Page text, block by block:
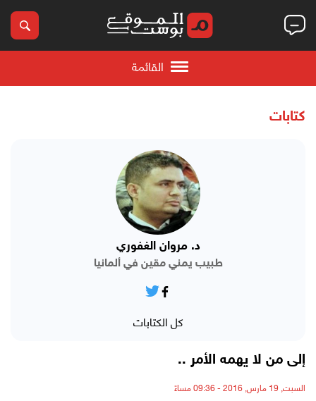
القائمة
كتابات
د. مروان الغفوري
طبيب يمني مقين في ألمانيا
كل الكتابات
إلى من لا يهمه الأمر ..
السبت, 19 مارس, 2016 - 09:36 مساءً